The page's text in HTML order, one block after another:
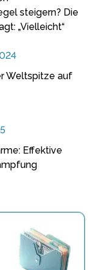
steigern? Die
„Vielleicht“
Weltspitze auf
Effektive